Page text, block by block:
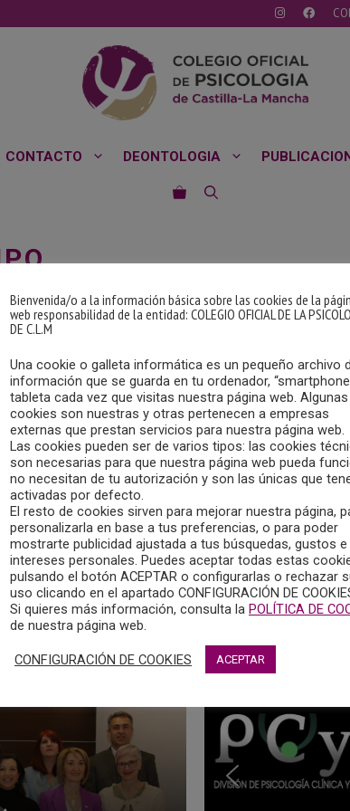
CONTACTO DEONTOLOGIA
Bienvenida/o a la información básica sobre las cookies de la
web responsabilidad de la entidad: COLEGIO OFICIAL DE LA
DE C.L.M
Una cookie o galleta informática es un pequeño archivo
información que se guarda en tu ordenador,
tableta cada vez que visitas nuestra página web. Algunas
cookies son nuestras y otras pertenecen a empresas
externas que prestan servicios para nuestra página web.
Las cookies pueden ser de varios tipos: las cookies
son necesarias para que nuestra página web pueda
no necesitan de tu autorización y son las únicas que
activadas por defecto.
El resto de cookies sirven para mejorar nuestra página,
personalizarla en base a tus preferencias, o para poder
mostrarte publicidad ajustada a tus búsquedas, gustos e
intereses personales. Puedes aceptar todas estas
pulsando el botón ACEPTAR o configurarlas o rechazar
uso clicando en el apartado CONFIGURACIÓN DE
Si quieres más información, consulta la POLÍTICA DE
de nuestra página web.
CONFIGURACIÓN DE COOKIES ACEPTAR